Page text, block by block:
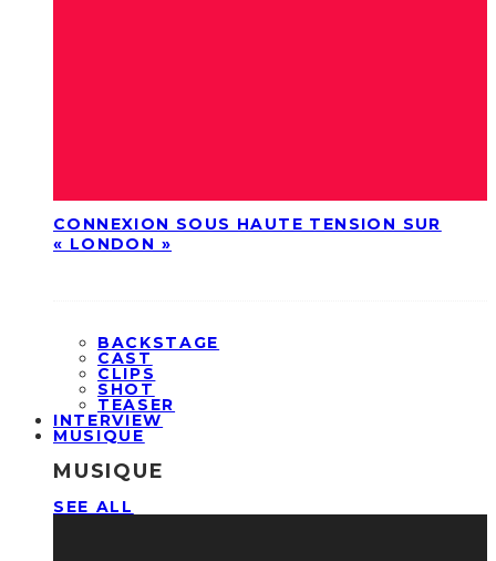
CONNEXION SOUS HAUTE TENSION SUR
« LONDON »
BACKSTAGE
CAST
CLIPS
SHOT
TEASER
INTERVIEW
MUSIQUE
MUSIQUE
SEE ALL